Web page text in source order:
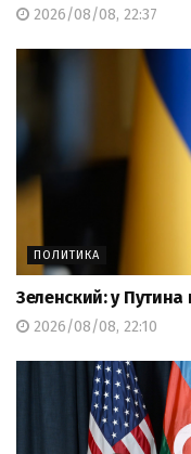
2026/08/08, 22:37
ПОЛИТИКА
Зеленский: у
2026/08/08, 22:10